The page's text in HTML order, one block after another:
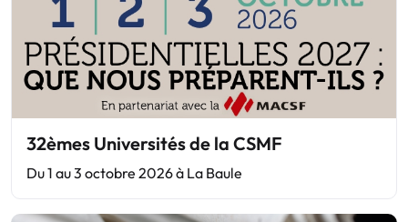
32èmes Universités de la CSMF
Du 1 au 3 octobre 2026 à La Baule